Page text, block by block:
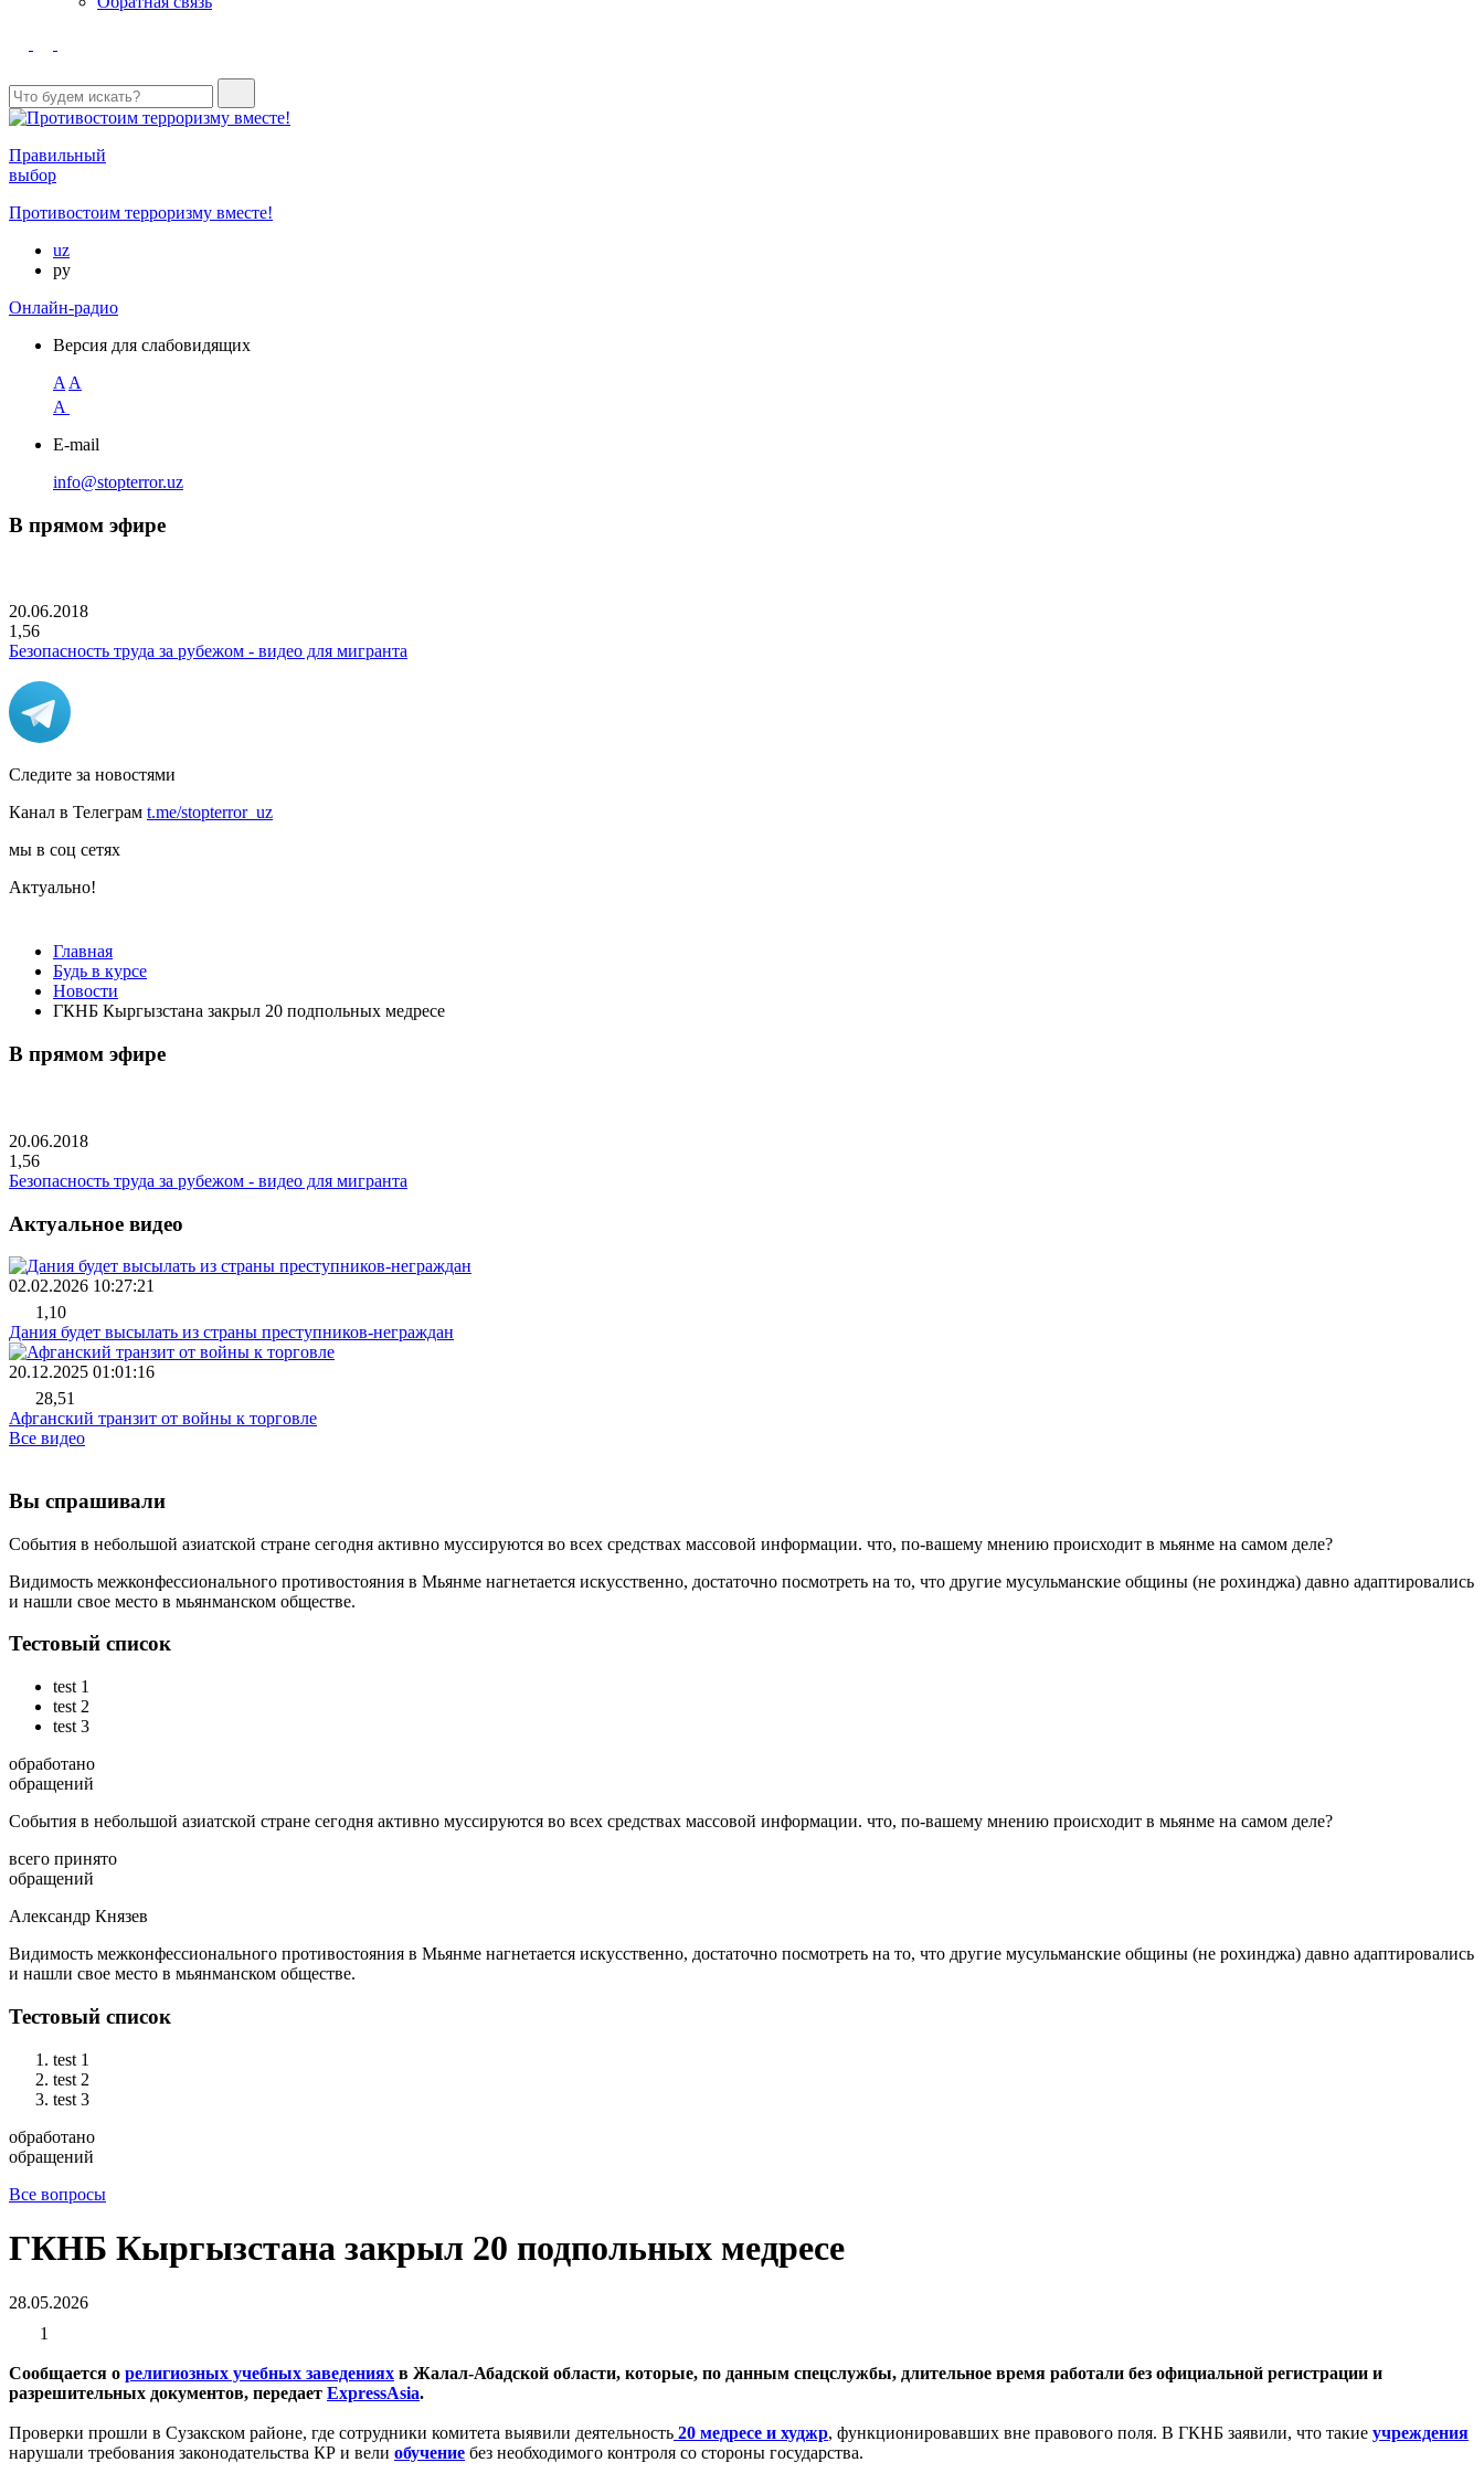
Правильный
выбор
Противостоим терроризму вместе!
uz
ру
Онлайн-радио
Версия для слабовидящих
A A
A
E-mail
info@stopterror.uz
В прямом эфире
20.06.2018
1,56
Безопасность труда за рубежом - видео для мигранта
Следите за новостями
Канал в Телеграм t.me/stopterror_uz
мы в соц сетях
Актуально!
Главная
Будь в курсе
Новости
ГКНБ Кыргызстана закрыл 20 подпольных медресе
В прямом эфире
20.06.2018
1,56
Безопасность труда за рубежом - видео для мигранта
Актуальное видео
02.02.2026 10:27:21
1,10
Дания будет высылать из страны преступников-неграждан
20.12.2025 01:01:16
28,51
Афганский транзит от войны к торговле
Все видео
Вы спрашивали
События в небольшой азиатской стране сегодня активно муссируются во всех средствах массовой информации. что, по-вашему мнению происходит в мьянме на самом деле?
Видимость межконфессионального противостояния в Мьянме нагнетается искусственно, достаточно посмотреть на то, что другие мусульманские общины (не рохинджа) давно адаптировались
и нашли свое место в мьянманском обществе.
Тестовый список
test 1
test 2
test 3
обработано
обращений
События в небольшой азиатской стране сегодня активно муссируются во всех средствах массовой информации. что, по-вашему мнению происходит в мьянме на самом деле?
всего принято
обращений
Александр Князев
Видимость межконфессионального противостояния в Мьянме нагнетается искусственно, достаточно посмотреть на то, что другие мусульманские общины (не рохинджа) давно адаптировались
и нашли свое место в мьянманском обществе.
Тестовый список
test 1
test 2
test 3
обработано
обращений
Все вопросы
ГКНБ Кыргызстана закрыл 20 подпольных медресе
28.05.2026
1
Сообщается о религиозных учебных заведениях в Жалал-Абадской области, которые, по данным спецслужбы, длительное время работали без официальной регистрации и
разрешительных документов, передает ExpressAsia.
Проверки прошли в Сузакском районе, где сотрудники комитета выявили деятельность 20 медресе и худжр, функционировавших вне правового поля. В ГКНБ заявили, что такие учреждения
нарушали требования законодательства КР и вели обучение без необходимого контроля со стороны государства.